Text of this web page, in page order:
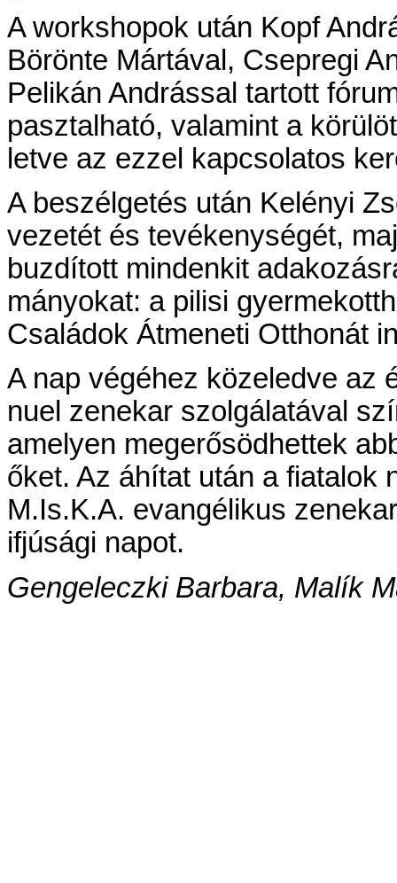
A works­ho­pok után Kopf
Bör­ön­te Már­tá­val, Csep­re­gi
Pe­li­kán And­rás­sal tar­tott
pasz­tal­ha­tó, va­la­mint a
let­ve az ez­zel kap­cso­la­tos
A be­szél­ge­tés után Ke­lé­nyi
ve­ze­tét és te­vé­keny­sé­gét,
buz­dí­tott min­den­kit
má­nyo­kat: a pi­li­si
Csa­lá­dok Át­me­ne­ti Ott­ho­nát
A nap vé­gé­hez kö­ze­led­ve az
nu­el ze­ne­kar szol­gá­la­tá­val
ame­lyen meg­erő­söd­het­tek
őket. Az áhí­tat után a fi­a­ta­lok
M.Is.K.A. evan­gé­li­kus
if­jú­sá­gi na­pot.
Gen­ge­lecz­ki Bar­ba­ra, Ma­lík